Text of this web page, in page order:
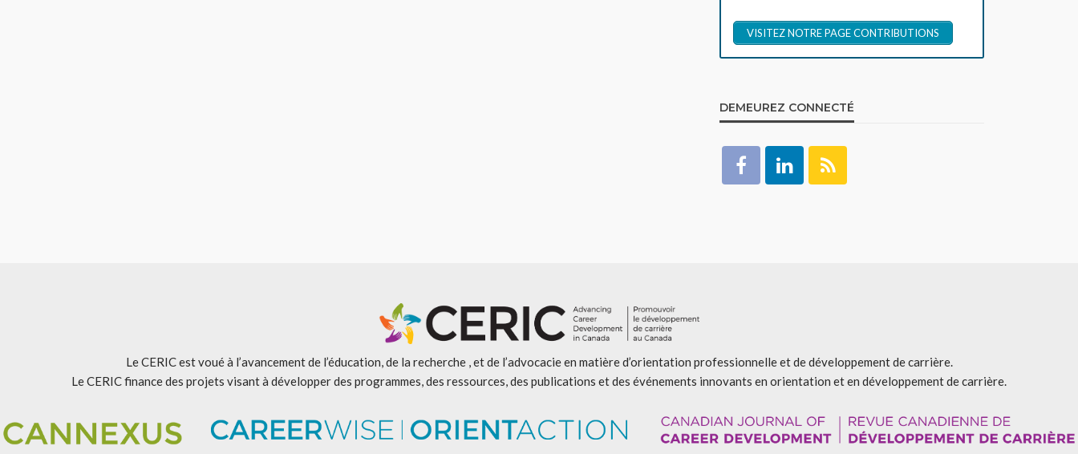
VISITEZ NOTRE PAGE CONTRIBUTIONS
DEMEUREZ CONNECTÉ
Le CERIC est voué à l’avancement de l’éducation, de la recherche , et de l’advocacie en matière d’orientation professionnelle et de développement de carrière.
Le CERIC finance des projets visant à développer des programmes, des ressources, des publications et des événements innovants en orientation et en développement de carrière.